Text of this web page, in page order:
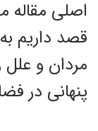
اصلی مقاله
قصد داریم
مردان و علل
پنهانی در